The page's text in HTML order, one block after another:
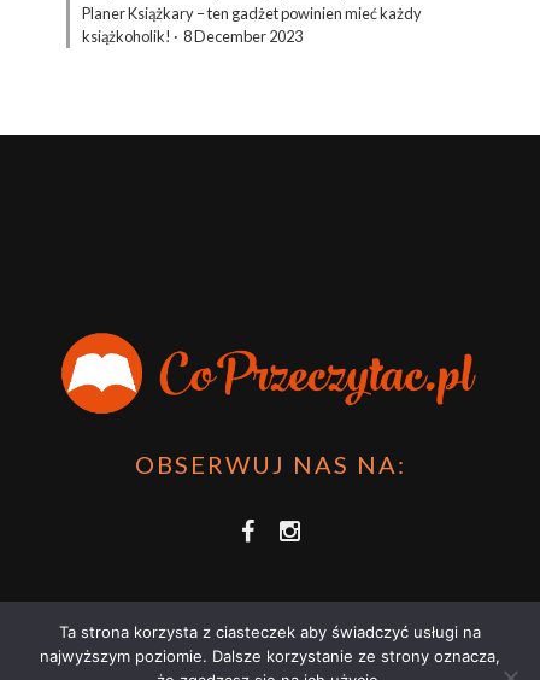
Planer Książkary – ten gadżet powinien mieć każdy
książkoholik! · 8 December 2023
OBSERWUJ NAS NA:
Ta strona korzysta z ciasteczek aby świadczyć usługi na
najwyższym poziomie. Dalsze korzystanie ze strony oznacza,